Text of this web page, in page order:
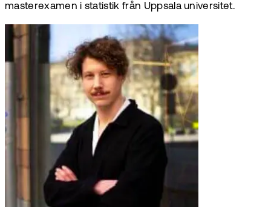
masterexamen i statistik från Uppsala universitet.